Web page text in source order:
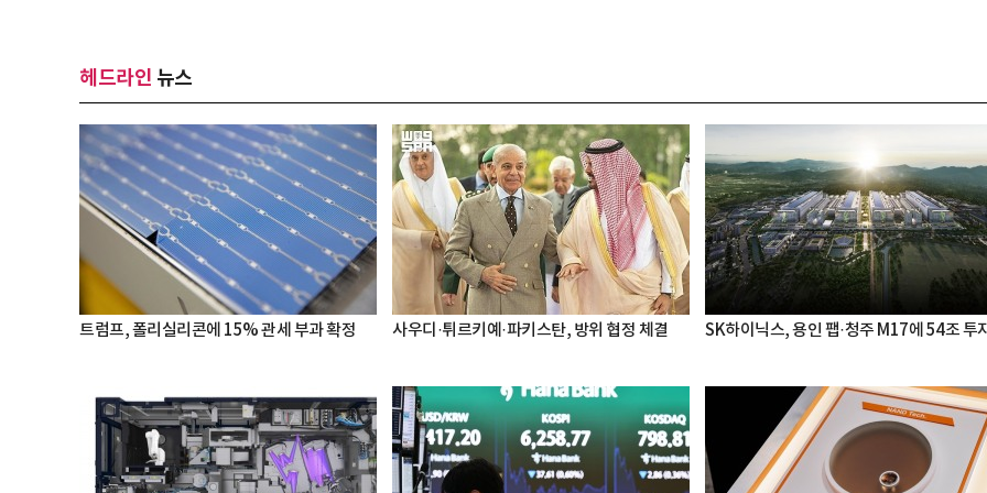
헤드라인 뉴스
트럼프, 폴리실리콘에 15% 관세 부과 확정 사우디·튀르키예·파키스탄, 방위 협정 체결 SK하이닉스, 용인 팹·청주 M17에 54조 투